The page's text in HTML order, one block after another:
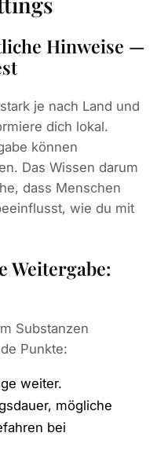
Hinweise —
je nach Land und
dich lokal.
können
Das Wissen darum
dass Menschen
wie du mit
Weitergabe:
Substanzen
Punkte:
weiter.
mögliche
bei